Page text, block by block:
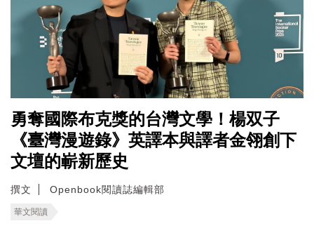
勇奪國際布克獎的台灣文學！楊双子
《臺灣漫遊錄》英譯本與譯者金翎創下
文壇的嶄新歷史
撰文 Openbook閱讀誌編輯部
華文閱讀